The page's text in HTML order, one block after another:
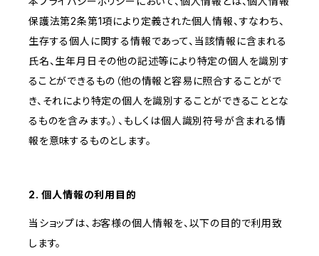
保護法第2条第1項により定義された個人情報、すなわち、
生存する個人に関する情報であって、当該情報に含まれる
氏名、生年月日その他の記述等により特定の個人を識別す
ることができるもの（他の情報と容易に照合することがで
き、それにより特定の個人を識別することができることとな
るものを含みます。）、もしくは個人識別符号が含まれる情
報を意味するものとします。
2. 個人情報の利用目的
当ショップは、お客様の個人情報を、以下の目的で利用致
します。